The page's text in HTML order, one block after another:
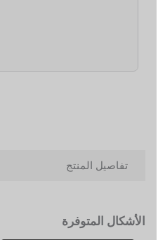
تفاصيل المنتج
الأشكال المتوفرة